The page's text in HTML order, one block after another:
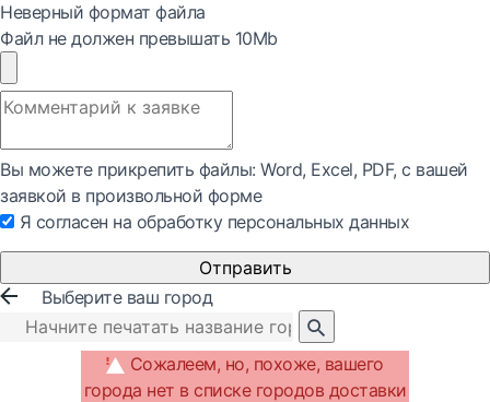
Неверный формат файла
Файл не должен превышать 10Mb
Вы можете прикрепить файлы: Word, Exсel, PDF, с вашей
заявкой в произвольной форме
Я согласен на обработку персональных данных
Отправить
Выберите ваш город
Сожалеем, но, похоже, вашего
города нет в списке городов доставки